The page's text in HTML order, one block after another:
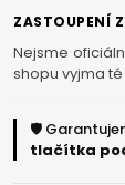
ZASTOUPENÍ
Nejsme
shopu vyjma
🛡️
tlačítka